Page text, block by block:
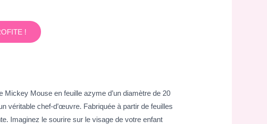
!
Mouse en feuille azyme d’un diamètre de 20
véritable chef-d’œuvre. Fabriquée à partir de feuilles
Imaginez le sourire sur le visage de votre enfant